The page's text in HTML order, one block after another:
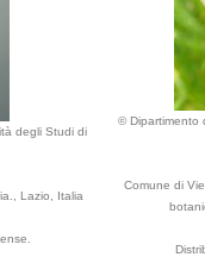
degli Studi di
Lazio, Italia
© Dipartimento
Comune di